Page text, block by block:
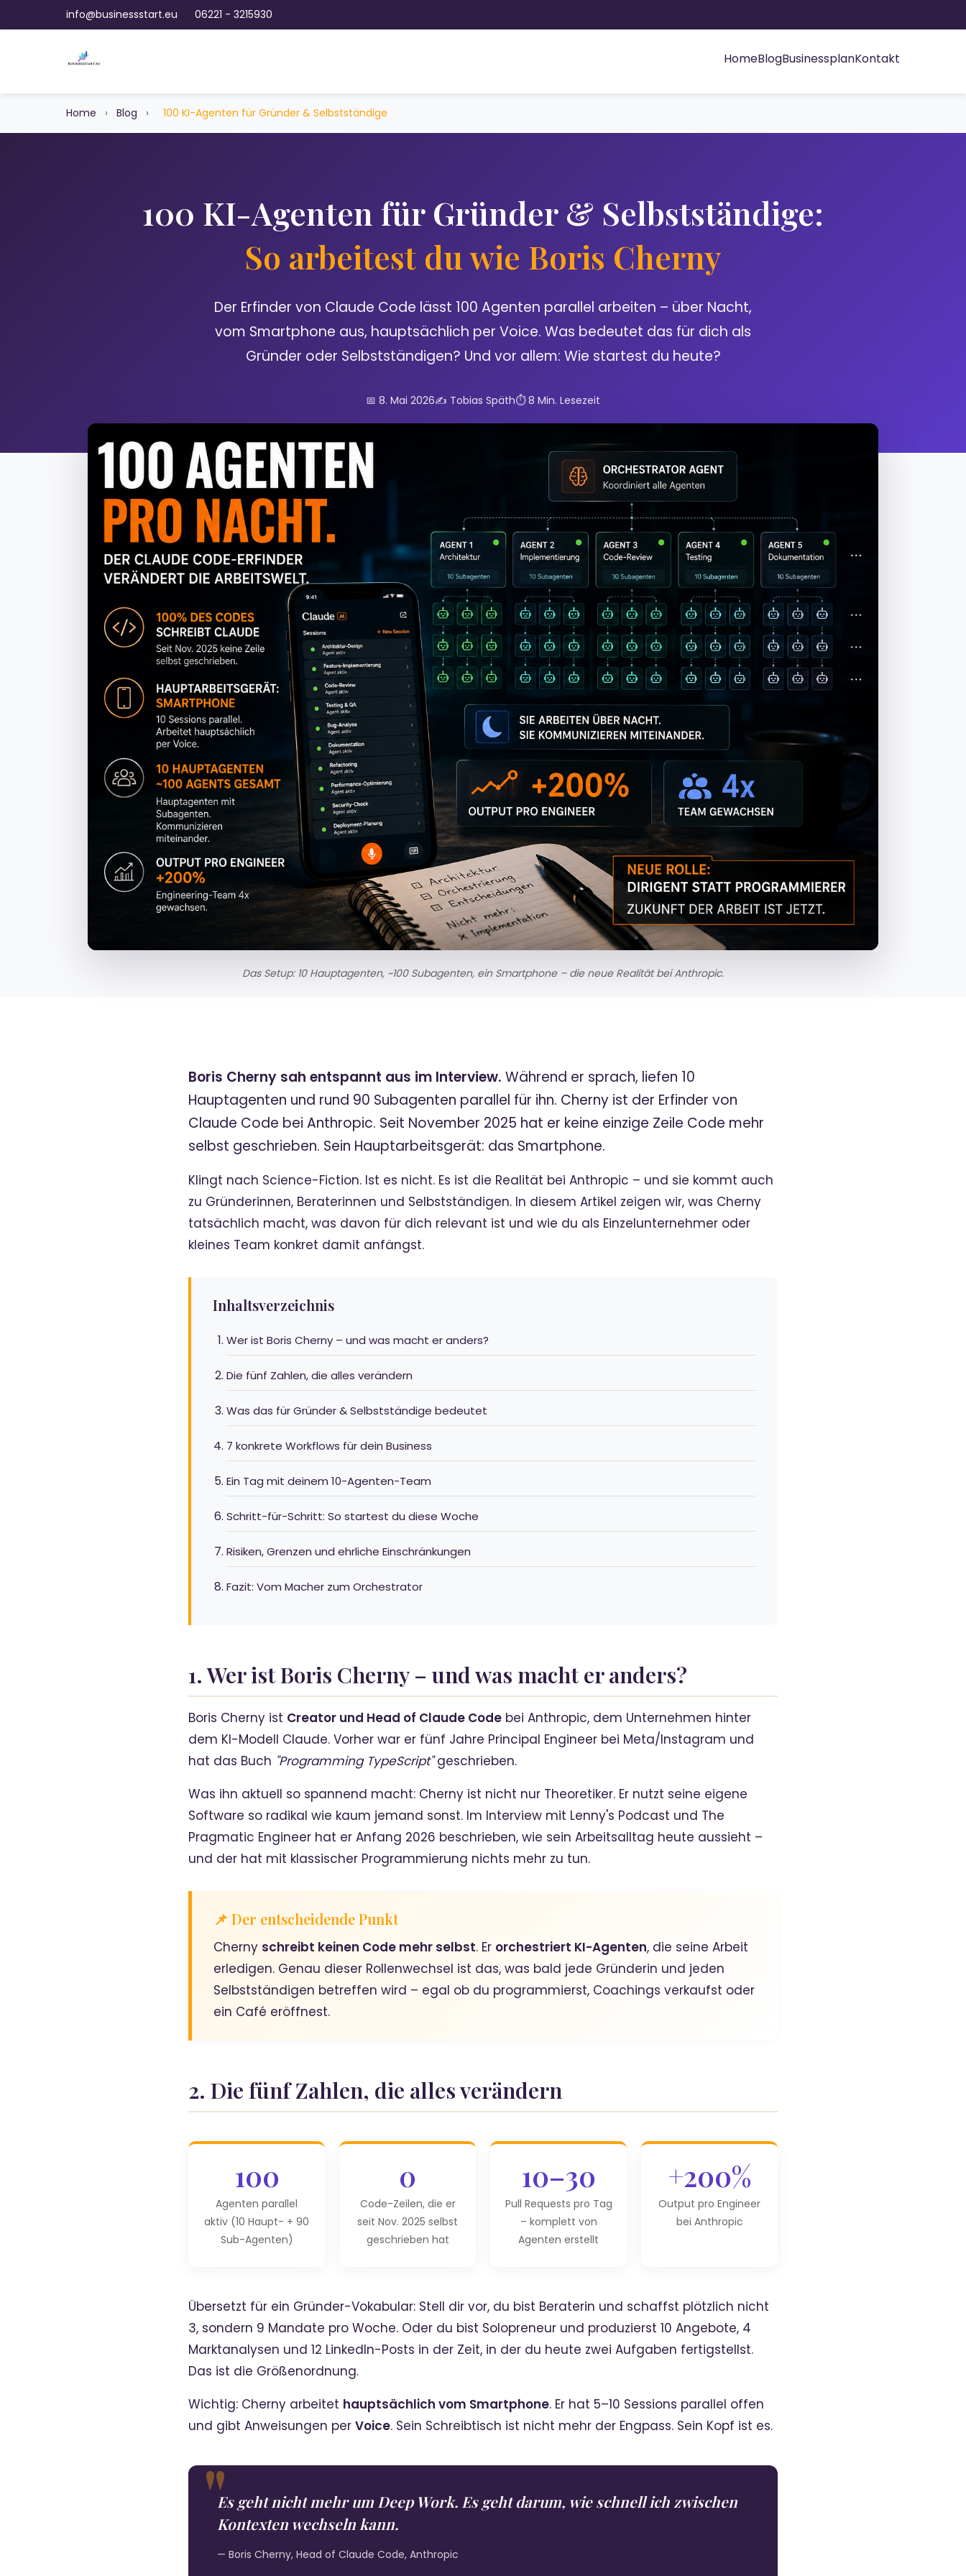
info@businessstart.eu 06221 - 3215930
HomeBlogBusinessplanKontakt
Home › Blog › 100 KI-Agenten für Gründer & Selbstständige
100 KI-Agenten für Gründer & Selbstständige:
So arbeitest du wie Boris Cherny
Der Erfinder von Claude Code lässt 100 Agenten parallel arbeiten – über Nacht,
vom Smartphone aus, hauptsächlich per Voice. Was bedeutet das für dich als
Gründer oder Selbstständigen? Und vor allem: Wie startest du heute?
📅 8. Mai 2026✍️ Tobias Späth⏱️ 8 Min. Lesezeit
Das Setup: 10 Hauptagenten, ~100 Subagenten, ein Smartphone – die neue Realität bei Anthropic.
Boris Cherny sah entspannt aus im Interview. Während er sprach, liefen 10
Hauptagenten und rund 90 Subagenten parallel für ihn. Cherny ist der Erfinder von
Claude Code bei Anthropic. Seit November 2025 hat er keine einzige Zeile Code mehr
selbst geschrieben. Sein Hauptarbeitsgerät: das Smartphone.
Klingt nach Science-Fiction. Ist es nicht. Es ist die Realität bei Anthropic – und sie kommt auch
zu Gründerinnen, Beraterinnen und Selbstständigen. In diesem Artikel zeigen wir, was Cherny
tatsächlich macht, was davon für dich relevant ist und wie du als Einzelunternehmer oder
kleines Team konkret damit anfängst.
Inhaltsverzeichnis
Wer ist Boris Cherny – und was macht er anders?
Die fünf Zahlen, die alles verändern
Was das für Gründer & Selbstständige bedeutet
7 konkrete Workflows für dein Business
Ein Tag mit deinem 10-Agenten-Team
Schritt-für-Schritt: So startest du diese Woche
Risiken, Grenzen und ehrliche Einschränkungen
Fazit: Vom Macher zum Orchestrator
1. Wer ist Boris Cherny – und was macht er anders?
Boris Cherny ist Creator und Head of Claude Code bei Anthropic, dem Unternehmen hinter
dem KI-Modell Claude. Vorher war er fünf Jahre Principal Engineer bei Meta/Instagram und
hat das Buch "Programming TypeScript"geschrieben.
Was ihn aktuell so spannend macht: Cherny ist nicht nur Theoretiker. Er nutzt seine eigene
Software so radikal wie kaum jemand sonst. Im Interview mit Lenny's Podcast und The
Pragmatic Engineer hat er Anfang 2026 beschrieben, wie sein Arbeitsalltag heute aussieht –
und der hat mit klassischer Programmierung nichts mehr zu tun.
📌 Der entscheidende Punkt
Cherny schreibt keinen Code mehr selbst. Er orchestriert KI-Agenten, die seine Arbeit
erledigen. Genau dieser Rollenwechsel ist das, was bald jede Gründerin und jeden
Selbstständigen betreffen wird – egal ob du programmierst, Coachings verkaufst oder
ein Café eröffnest.
2. Die fünf Zahlen, die alles verändern
100
Agenten parallel
aktiv (10 Haupt- + 90
Sub-Agenten)
0
Code-Zeilen, die er
seit Nov. 2025 selbst
geschrieben hat
10–30
Pull Requests pro Tag
– komplett von
Agenten erstellt
+200%
Output pro Engineer
bei Anthropic
Übersetzt für ein Gründer-Vokabular: Stell dir vor, du bist Beraterin und schaffst plötzlich nicht
3, sondern 9 Mandate pro Woche. Oder du bist Solopreneur und produzierst 10 Angebote, 4
Marktanalysen und 12 LinkedIn-Posts in der Zeit, in der du heute zwei Aufgaben fertigstellst.
Das ist die Größenordnung.
Wichtig: Cherny arbeitet hauptsächlich vom Smartphone. Er hat 5–10 Sessions parallel offen
und gibt Anweisungen per Voice. Sein Schreibtisch ist nicht mehr der Engpass. Sein Kopf ist es.
Es geht nicht mehr um Deep Work. Es geht darum, wie schnell ich zwischen
Kontexten wechseln kann.
— Boris Cherny, Head of Claude Code, Anthropic